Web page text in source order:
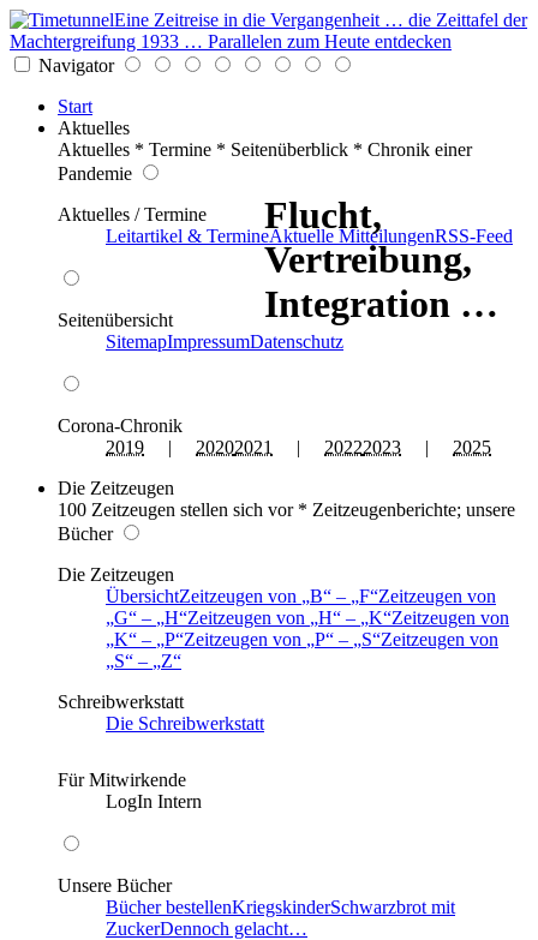
Eine Zeitreise in die Vergangenheit … die Zeittafel der
Machtergreifung 1933 … Parallelen zum Heute entdecken
Navigator
Start
Aktuelles
Aktuelles * Termine * Seitenüberblick * Chronik einer
Pandemie
Aktuelles / Termine
Leitartikel & TermineAktuelle MitteilungenRSS-Feed
Seitenübersicht
SitemapImpressumDatenschutz
Corona-Chronik
2019 | 20202021 | 20222023 | 2025
Die Zeitzeugen
100 Zeitzeugen stellen sich vor * Zeitzeugenberichte; unsere
Bücher
Die Zeitzeugen
ÜbersichtZeitzeugen von B – F Zeitzeugen von
G
– H Zeitzeugen von H – K Zeitzeugen von
K
– P Zeitzeugen von P – S Zeitzeugen von
S
–
Z
Schreibwerkstatt
Die Schreibwerkstatt
Für Mitwirkende
LogIn Intern
Unsere Bücher
Bücher bestellenKriegskinderSchwarzbrot mit
ZuckerDennoch gelacht…
Flucht,
Vertreibung,
Integration …